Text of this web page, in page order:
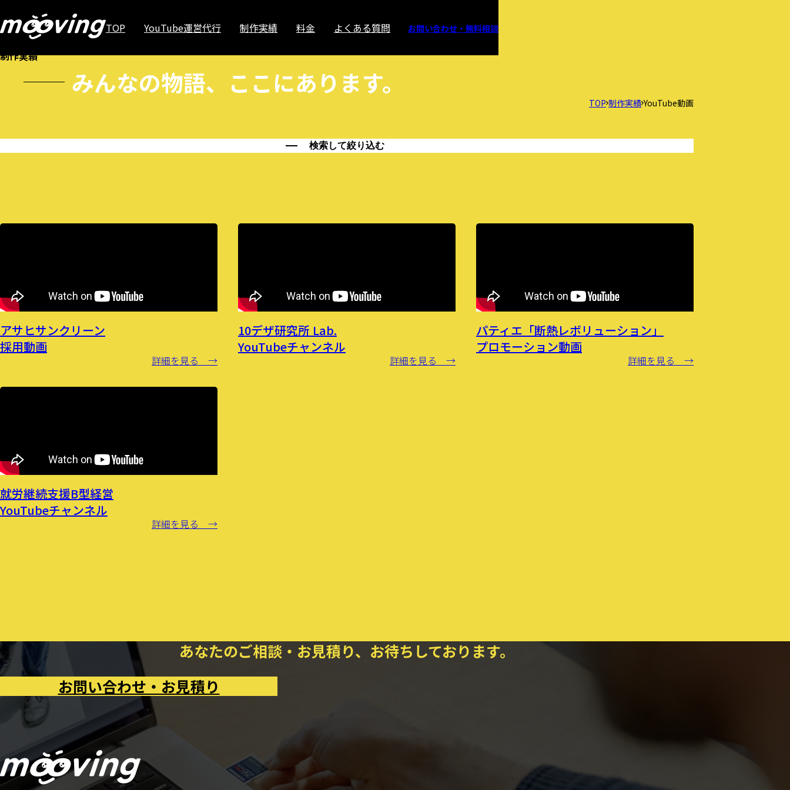
TOP YouTube運営代行 制作実績 料金 よくある質問 お問い合わせ・無料相談
制作実績
WORKS
みんなの物語、ここにあります。
TOP 制作実績 YouTube動画
検索して絞り込む
アサヒサンクリーン
採用動画
詳細を見る →
10デザ研究所 Lab.
YouTubeチャンネル
詳細を見る →
パティエ「断熱レボリューション」
プロモーション動画
詳細を見る →
就労継続支援B型経営
YouTubeチャンネル
詳細を見る →
あなたのご相談・お見積り、お待ちしております。
お問い合わせ・お見積り